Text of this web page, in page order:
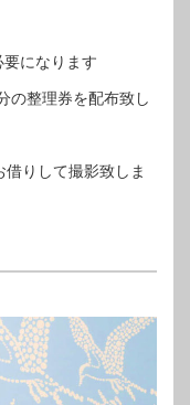
になります
の整理券を配布致し
りして撮影致しま